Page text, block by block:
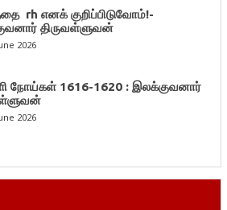
rh எனக் குறிப்பிடுவோம்!-
திருவள்ளுவன்
2026
நோய்கள் 1616-1620 : இலக்குவனார்
2026